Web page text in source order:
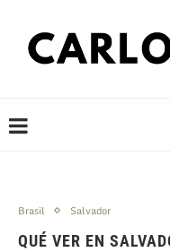
Brasil Salvador
QUÉ VER EN